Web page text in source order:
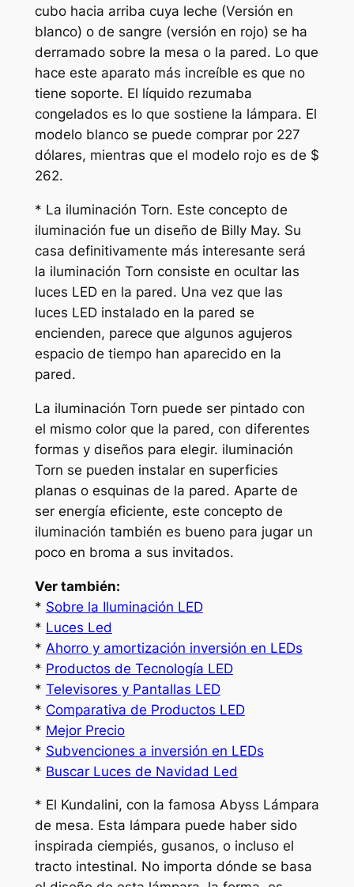
cubo hacia arriba cuya leche (Versión en
blanco) o de sangre (versión en rojo) se ha
derramado sobre la mesa o la pared. Lo que
hace este aparato más increíble es que no
tiene soporte. El líquido rezumaba
congelados es lo que sostiene la lámpara. El
modelo blanco se puede comprar por 227
dólares, mientras que el modelo rojo es de $
262.
* La iluminación Torn. Este concepto de
iluminación fue un diseño de Billy May. Su
casa definitivamente más interesante será
la iluminación Torn consiste en ocultar las
luces LED en la pared. Una vez que las
luces LED instalado en la pared se
encienden, parece que algunos agujeros
espacio de tiempo han aparecido en la
pared.
La iluminación Torn puede ser pintado con
el mismo color que la pared, con diferentes
formas y diseños para elegir. iluminación
Torn se pueden instalar en superficies
planas o esquinas de la pared. Aparte de
ser energía eficiente, este concepto de
iluminación también es bueno para jugar un
poco en broma a sus invitados.
Ver también:
* Sobre la Iluminación LED
* Luces Led
* Ahorro y amortización inversión en LEDs
* Productos de Tecnología LED
* Televisores y Pantallas LED
* Comparativa de Productos LED
* Mejor Precio
* Subvenciones a inversión en LEDs
* Buscar Luces de Navidad Led
* El Kundalini, con la famosa Abyss Lámpara
de mesa. Esta lámpara puede haber sido
inspirada ciempiés, gusanos, o incluso el
tracto intestinal. No importa dónde se basa